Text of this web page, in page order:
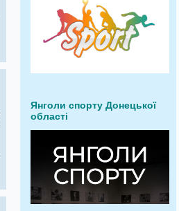
Янголи спорту Донецької
області